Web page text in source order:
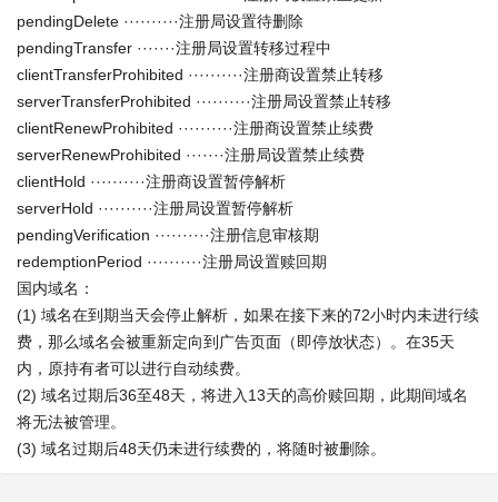
pendingDelete ··········注册局设置待删除
pendingTransfer ·······注册局设置转移过程中
clientTransferProhibited ··········注册商设置禁止转移
serverTransferProhibited ··········注册局设置禁止转移
clientRenewProhibited ··········注册商设置禁止续费
serverRenewProhibited ·······注册局设置禁止续费
clientHold ··········注册商设置暂停解析
serverHold ··········注册局设置暂停解析
pendingVerification ··········注册信息审核期
redemptionPeriod ··········注册局设置赎回期
国内域名：
(1) 域名在到期当天会停止解析，如果在接下来的72小时内未进行续
费，那么域名会被重新定向到广告页面（即停放状态）。在35天
内，原持有者可以进行自动续费。
(2) 域名过期后36至48天，将进入13天的高价赎回期，此期间域名
将无法被管理。
(3) 域名过期后48天仍未进行续费的，将随时被删除。